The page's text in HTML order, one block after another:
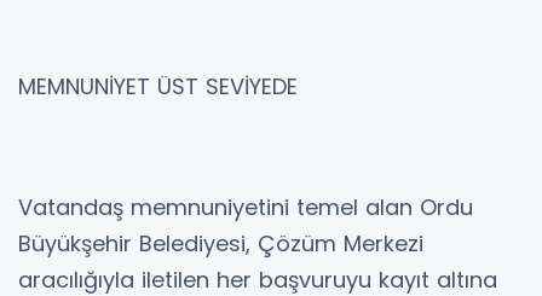
MEMNUNİYET ÜST SEVİYEDE
Vatandaş memnuniyetini temel alan Ordu
Büyükşehir Belediyesi, Çözüm Merkezi
aracılığıyla iletilen her başvuruyu kayıt altına